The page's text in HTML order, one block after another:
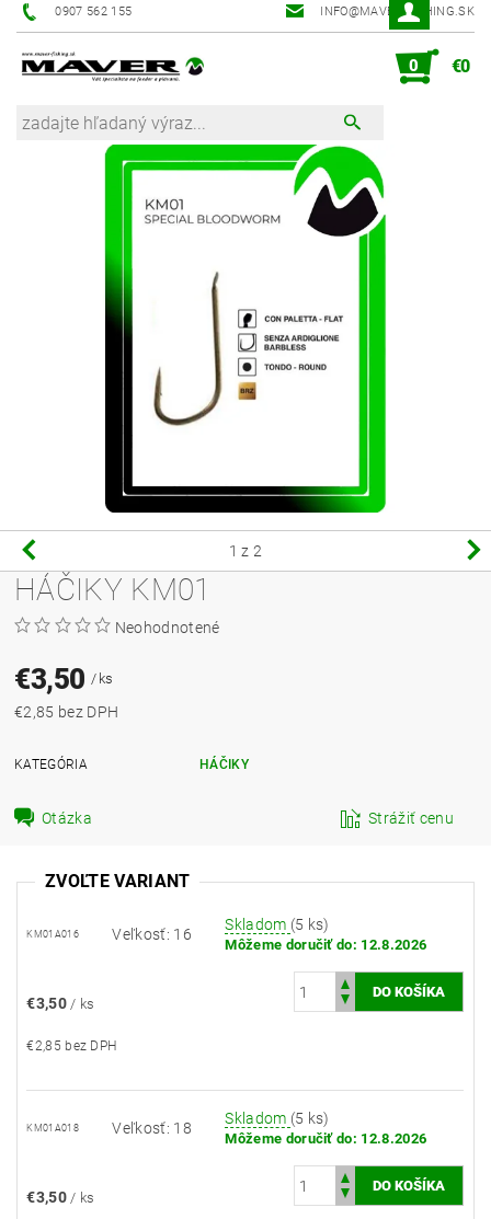
0907 562 155 INFO@MAVER-FISHING.SK
0 €0
1 z 2
HÁČIKY KM01
Neohodnotené
€3,50/ ks
€2,85 bez DPH
KATEGÓRIA HÁČIKY
Otázka Strážiť cenu
ZVOĽTE VARIANT
KM01A016 Veľkosť: 16
Skladom (5 ks)
Môžeme doručiť do: 12.8.2026
€3,50 / ks
€2,85 bez DPH
KM01A018 Veľkosť: 18
Skladom (5 ks)
Môžeme doručiť do: 12.8.2026
€3,50 / ks